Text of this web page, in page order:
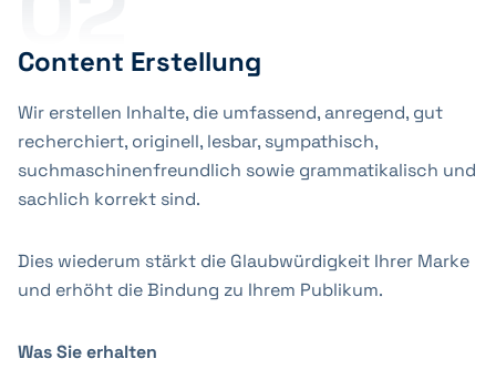
Content Erstellung
Wir erstellen Inhalte, die umfassend, anregend, gut
recherchiert, originell, lesbar, sympathisch,
suchmaschinenfreundlich sowie grammatikalisch und
sachlich korrekt sind.
Dies wiederum stärkt die Glaubwürdigkeit Ihrer Marke
und erhöht die Bindung zu Ihrem Publikum.
Was Sie erhalten